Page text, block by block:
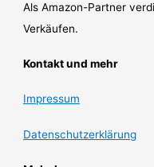
Als Amazon-Partner
Verkäufen.
Kontakt und mehr
Impressum
Datenschutzerklärung